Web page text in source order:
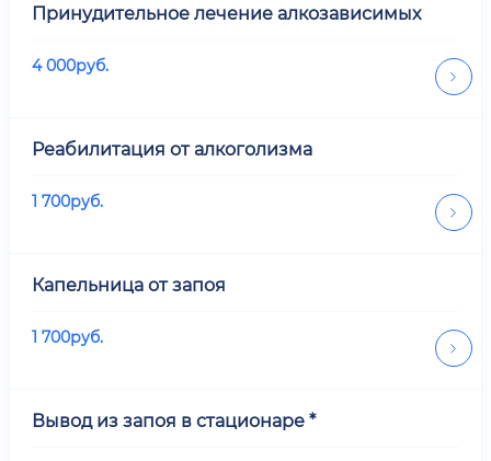
Принудительное лечение алкозависимых
4 000руб.
Реабилитация от алкоголизма
1 700руб.
Капельница от запоя
1 700руб.
Вывод из запоя в стационаре *